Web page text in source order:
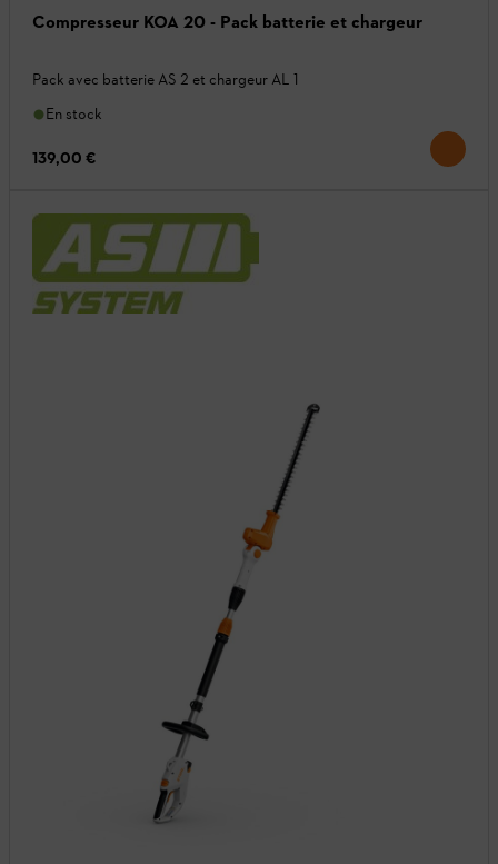
Compresseur KOA 20 - Pack batterie et chargeur
Pack avec batterie AS 2 et chargeur AL 1
En stock
139,00 €